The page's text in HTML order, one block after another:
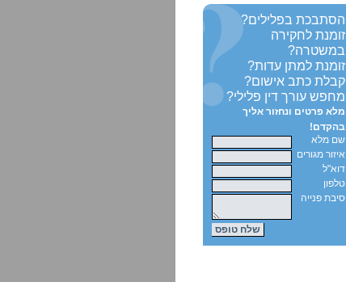
הטרדה מינית, איך יוצאים
מזה?
תיווך בסם מסוכן מול
סחר בסמים - בית
המשפט קבע:
סוכן מדיח - הדחה על ידי
סוכן משטרתי והגנה מן
הצדק
האם ניתן לקחת קצינת
מבחן פרטית?
רישום פלילי ועבודה -
היכן לא ניתן להעסיק
אדם עם רישום פלילי?
הסתבכת בפלילים?
זומנת לחקירה
במשטרה?
זומנת למתן עדות?
קבלת כתב אישום?
מחפש עורך דין פלילי?
מלא פרטים ונחזור אליך
בהקדם!
שם מלא
איזור מגורים
דוא"ל
טלפון
סיבת פנייה